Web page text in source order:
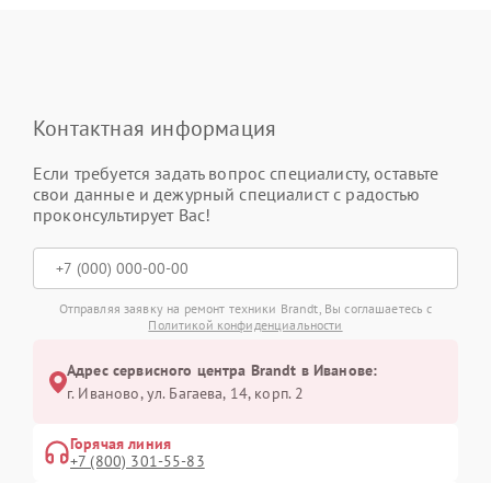
Контактная информация
Если требуется задать вопрос специалисту, оставьте
свои данные и дежурный специалист с радостью
проконсультирует Вас!
Отправляя заявку на ремонт техники Brandt, Вы соглашаетесь с
Политикой конфиденциальности
Адрес сервисного центра Brandt в Иванове:
г. Иваново, ул. Багаева, 14, корп. 2
Горячая линия
+7 (800) 301-55-83